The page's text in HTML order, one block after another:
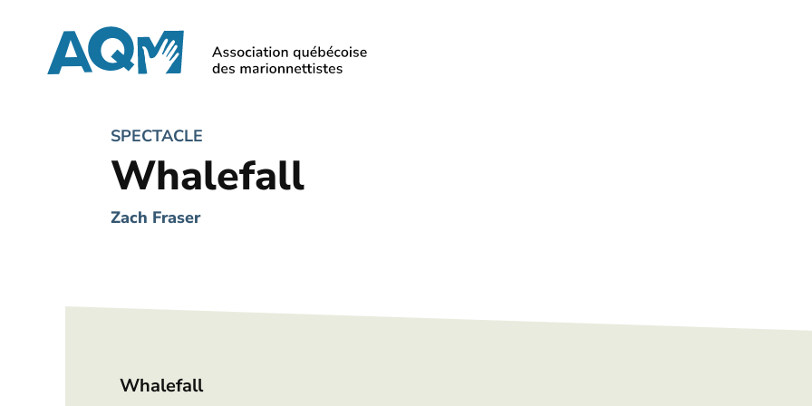
content
SPECTACLE
Whalefall
Zach Fraser
Whalefall